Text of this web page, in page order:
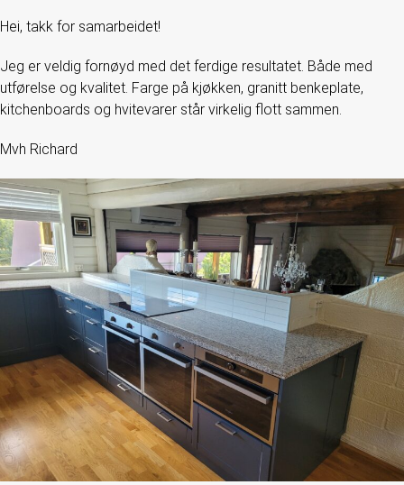
Hei, takk for samarbeidet!
Jeg er veldig fornøyd med det ferdige resultatet. Både med
utførelse og kvalitet. Farge på kjøkken, granitt benkeplate,
kitchenboards og hvitevarer står virkelig flott sammen.
Mvh Richard